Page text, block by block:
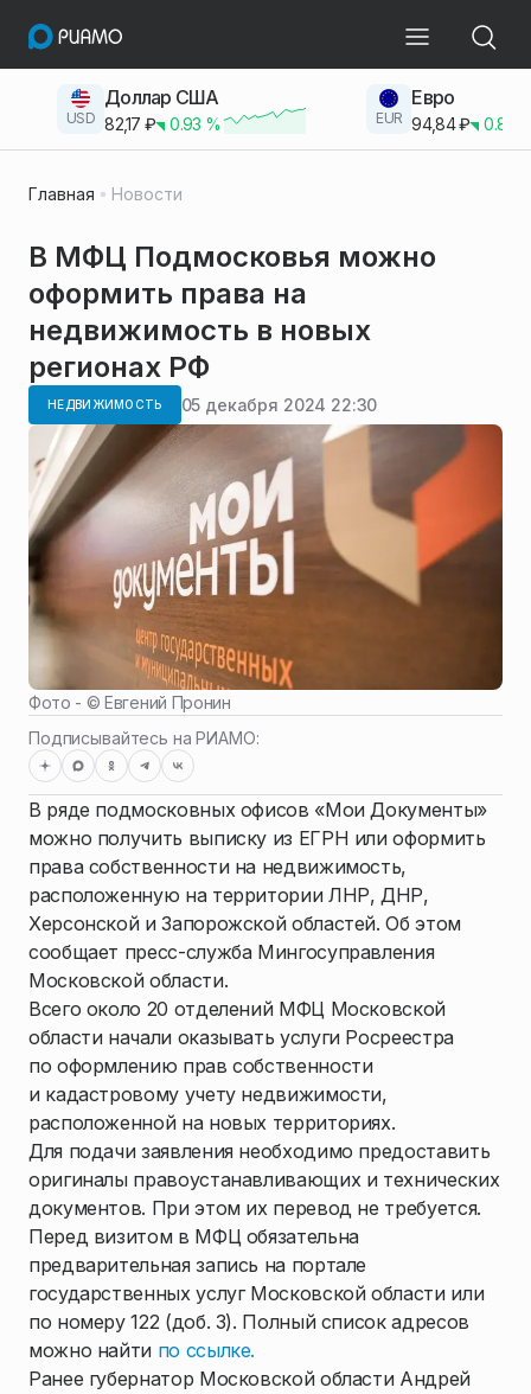
USD
Доллар США
82,17 ₽ 0.93 % EUR
Евро
94,84₽ 0.83
Главная Новости
В МФЦ Подмосковья можно
оформить права на
недвижимость в новых
регионах РФ
НЕДВИЖИМОСТЬ 05 декабря 2024 22:30
Фото - ©Евгений Пронин
Подписывайтесь на РИАМО:
В ряде подмосковных офисов «Мои Документы»
можно получить выписку из ЕГРН или оформить
права собственности на недвижимость,
расположенную на территории ЛНР, ДНР,
Херсонской и Запорожской областей. Об этом
сообщает пресс-служба Мингосуправления
Московской области.
Всего около 20 отделений МФЦ Московской
области начали оказывать услуги Росреестра
по оформлению прав собственности
и кадастровому учету недвижимости,
расположенной на новых территориях.
Для подачи заявления необходимо предоставить
оригиналы правоустанавливающих и технических
документов. При этом их перевод не требуется.
Перед визитом в МФЦ обязательна
предварительная запись на портале
государственных услуг Московской области или
по номеру 122 (доб. 3). Полный список адресов
можно найти по ссылке.
Ранее губернатор Московской области Андрей